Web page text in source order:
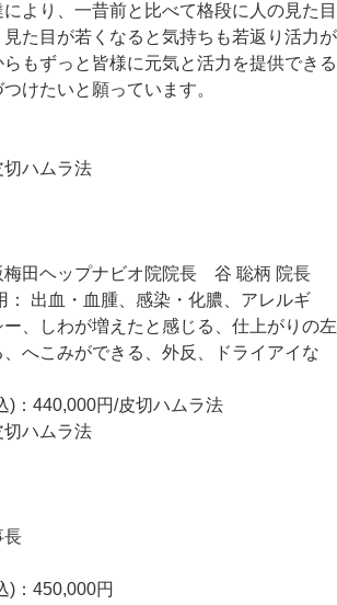
より、一昔前と比べて格段に人の見た目
た目が若くなると気持ちも若返り活力が
もずっと皆様に元気と活力を提供できる
けたいと願っています。
ハムラ法
梅田ヘップナビオ院院長 谷 聡柄 院長
出血・血腫、感染・化膿、アレルギ
、しわが増えたと感じる、仕上がりの左
へこみができる、外反、ドライアイな
： 440,000円/皮切ハムラ法
ハムラ法
長
： 450,000円